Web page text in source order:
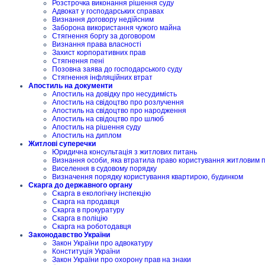
Розстрочка виконання рішення суду
Адвокат у господарських справах
Визнання договору недійсним
Заборона використання чужого майна
Стягнення боргу за договором
Визнання права власності
Захист корпоративних прав
Стягнення пені
Позовна заява до господарського суду
Стягнення інфляційних втрат
Апостиль на документи
Апостиль на довідку про несудимість
Апостиль на свідоцтво про розлучення
Апостиль на свідоцтво про народження
Апостиль на свідоцтво про шлюб
Апостиль на рішення суду
Апостиль на диплом
Житлові суперечки
Юридична консультація з житлових питань
Визнання особи, яка втратила право користування житловим
Виселення в судовому порядку
Визначення порядку користування квартирою, будинком
Скарга до державного органу
Скарга в екологічну інспекцію
Скарга на продавця
Скарга в прокуратуру
Скарга в поліцію
Скарга на роботодавця
Законодавство України
Закон України про адвокатуру
Конституція України
Закон України про охорону прав на знаки